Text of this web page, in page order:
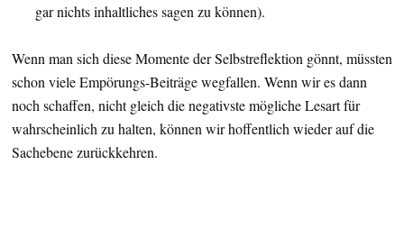
gar nichts inhaltliches sagen zu können).
Wenn man sich diese Momente der Selbstreflektion gönnt, müssten
schon viele Empörungs-Beiträge wegfallen. Wenn wir es dann
noch schaffen, nicht gleich die negativste mögliche Lesart für
wahrscheinlich zu halten, können wir hoffentlich wieder auf die
Sachebene zurückkehren.